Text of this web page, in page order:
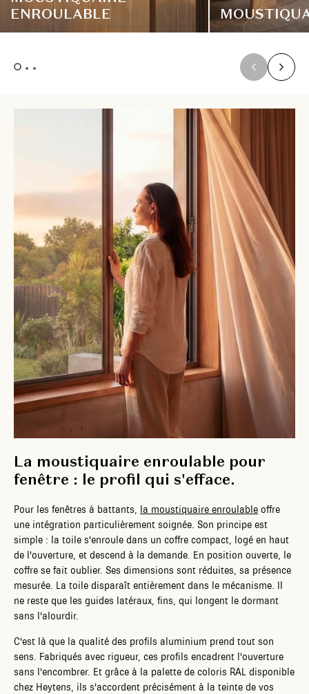
ENROULABLE
La moustiquaire enroulable pour
fenêtre : le profil qui s'efface.
Pour les fenêtres à battants, la moustiquaire enroulable offre
une intégration particulièrement soignée. Son principe est
simple : la toile s'enroule dans un coffre compact, logé en haut
de l'ouverture, et descend à la demande. En position ouverte, le
coffre se fait oublier. Ses dimensions sont réduites, sa présence
mesurée. La toile disparaît entièrement dans le mécanisme. Il
ne reste que les guides latéraux, fins, qui longent le dormant
sans l'alourdir.
C'est là que la qualité des profils aluminium prend tout son
sens. Fabriqués avec rigueur, ces profils encadrent l'ouverture
sans l'encombrer. Et grâce à la palette de coloris RAL disponible
chez Heytens, ils s'accordent précisément à la teinte de vos